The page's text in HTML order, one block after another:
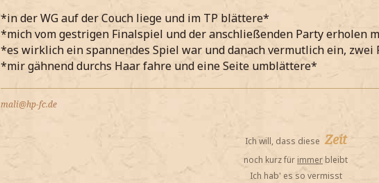
*in der WG auf der Couch liege und im TP blättere*
*mich vom gestrigen Finalspiel und der anschließenden Party erholen
*es wirklich ein spannendes Spiel war und danach vermutlich ein, zwei
*mir gähnend durchs Haar fahre und eine Seite umblättere*
mali@hp-fc.de
Ich will, dass diese Zeit
noch kurz für immerbleibt
Ich hab' es so vermisst